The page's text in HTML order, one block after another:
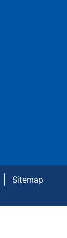
Sitemap